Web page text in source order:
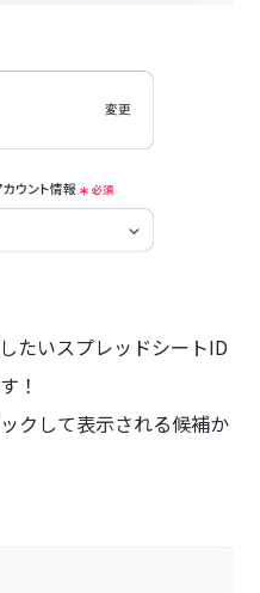
たいスプレッドシートID
！
クして表示される候補か